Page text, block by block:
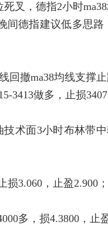
，德指2小时ma38
德指建议低多思路
撤ma38均线支撑止
做多，止损3407
术面3小时布林带
3.060，止盈2.900；
，损4.3800，止盈